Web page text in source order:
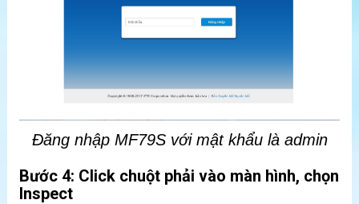
Đăng nhập MF79S với mật khẩu là admin
Bước 4: Click chuột phải vào màn hình, chọn
Inspect